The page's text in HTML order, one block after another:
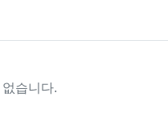
습니다.